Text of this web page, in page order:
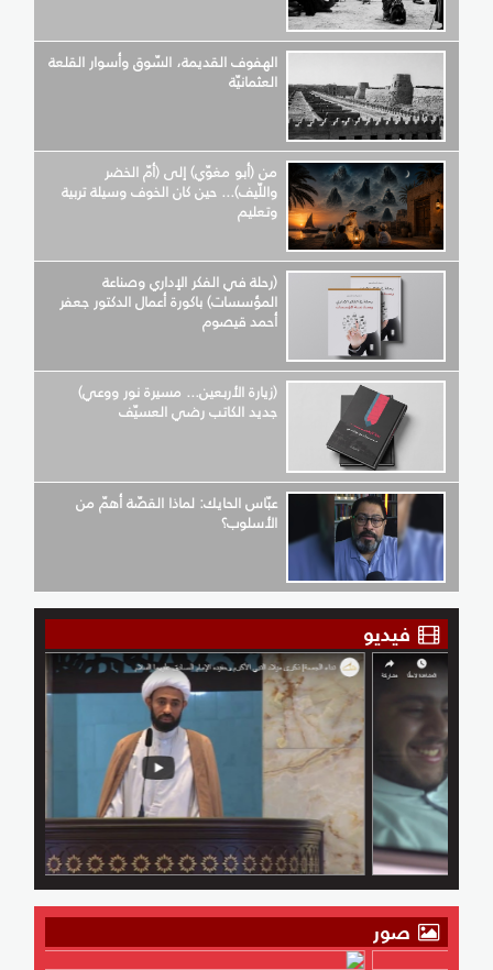
الهفوف القديمة، السّوق وأسوار القلعة
العثمانيّة
من (أبو مغوّي) إلى (أمّ الخضر
واللّيف)... حين كان الخوف وسيلة تربية
وتعليم
(رحلة في الفكر الإداري وصناعة
المؤسسات) باكورة أعمال الدكتور جعفر
أحمد قيصوم
(زيارة الأربعين... مسيرة نور ووعي)
جديد الكاتب رضي العسيّف
عبّاس الحايك: لماذا القصّة أهمّ من
الأسلوب؟
فيديو
صور